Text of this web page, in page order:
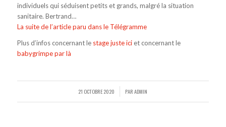
individuels qui séduisent petits et grands, malgré la situation
sanitaire. Bertrand…
La suite de l’article paru dans le Télégramme
Plus d’infos concernant le stage juste iciet concernant le
babygrimpe par là
21 OCTOBRE 2020
/ PARADMIN